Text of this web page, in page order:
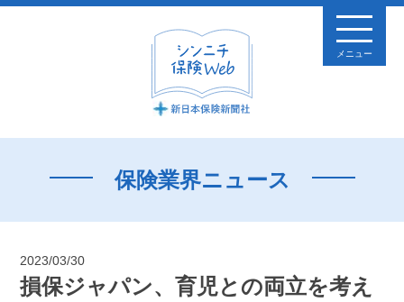
メニュー
保険業界ニュース
2023/03/30
損保ジャパン、育児との両立を考え